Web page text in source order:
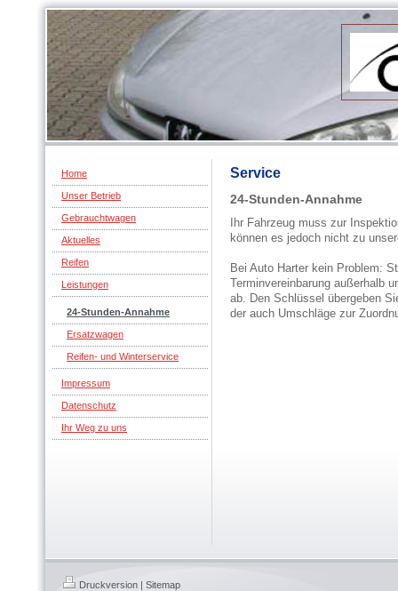
Home
Unser Betrieb
Gebrauchtwagen
Aktuelles
Reifen
Leistungen
24-Stunden-Annahme
Ersatzwagen
Reifen- und Winterservice
Impressum
Datenschutz
Ihr Weg zu uns
Service
24-Stunden-Annahme
Ihr Fahrzeug muss zur
können es jedoch nicht zu
Bei Auto Harter kein Problem:
Terminvereinbarung außerhalb
ab. Den Schlüssel übergeben
der auch Umschläge zur
Druckversion | Sitemap